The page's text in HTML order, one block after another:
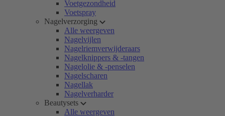
Voetgezondheid
Voetspray
Nagelverzorging
Alle weergeven
Nagelvijlen
Nagelriemverwijderaars
Nagelknippers & -tangen
Nagelolie & -penselen
Nagelscharen
Nagellak
Nagelverharder
Beautysets
Alle weergeven